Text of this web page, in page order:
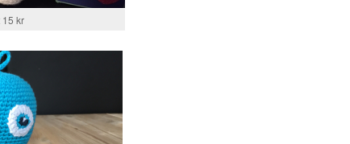
15 kr